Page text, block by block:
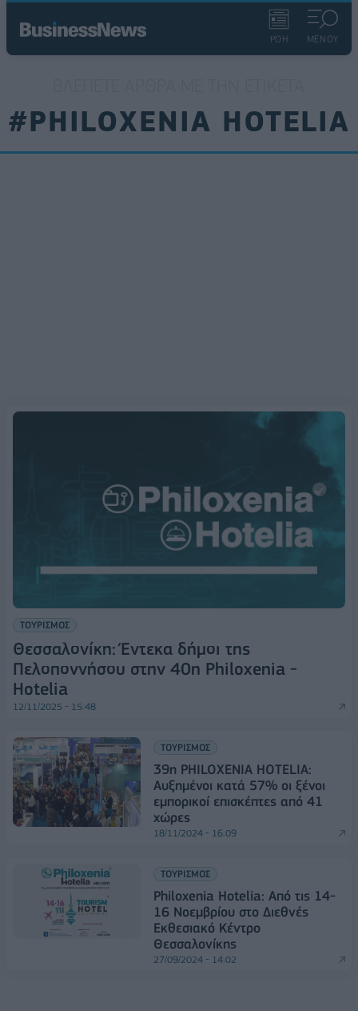
ΡΟΗ ΜΕΝΟΥ
#PHILOXENIA HOTELIA
ΤΟΥΡΙΣΜΟΣ
Θεσσαλονίκη: Έντεκα δήμοι της
Πελοποννήσου στην 40η Philoxenia -
Hotelia
12/11/2025 - 15:48
ΤΟΥΡΙΣΜΟΣ
39η PHILOXENIA HOTELIA:
Αυξημένοι κατά 57% οι ξένοι
εμπορικοί επισκέπτες από 41
χώρες
18/11/2024 - 16:09
ΤΟΥΡΙΣΜΟΣ
Philoxenia Hotelia: Από τις 14-
16 Νοεμβρίου στο Διεθνές
Εκθεσιακό Κέντρο
Θεσσαλονίκης
27/09/2024 - 14:02